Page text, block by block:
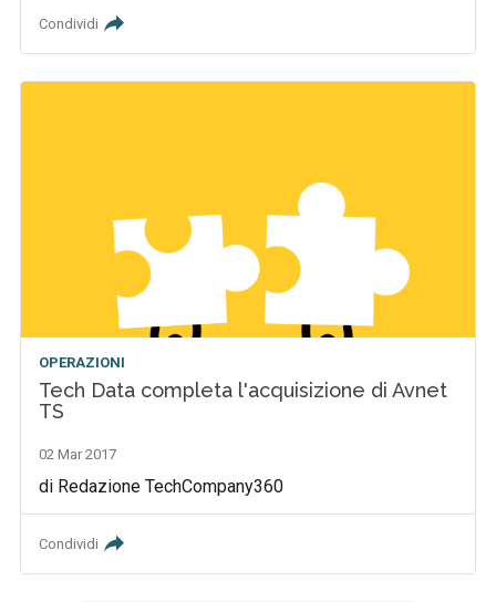
Condividi
OPERAZIONI
Tech Data completa l'acquisizione di Avnet
TS
02 Mar 2017
di Redazione TechCompany360
Condividi